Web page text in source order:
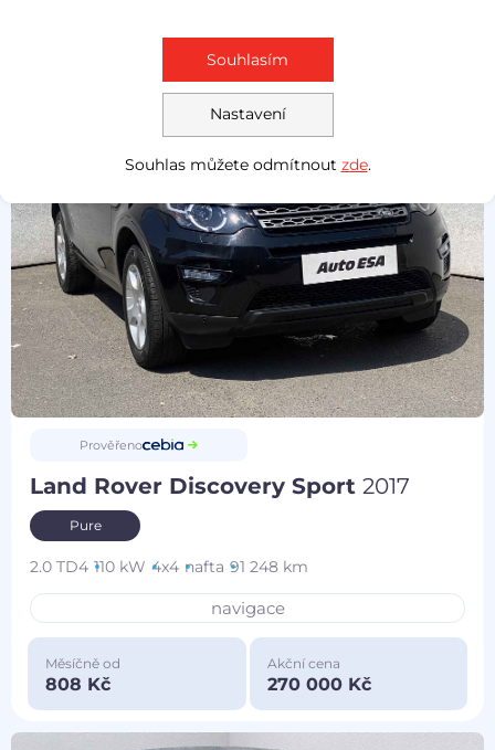
Prověřeno
Land Rover Discovery Sport2017
Pure
2.0 TD4 110 kW 4x4 nafta 91 248 km
navigace
Měsíčně od
808 Kč
Akční cena
270 000 Kč
Nastavení
Souhlasím
Souhlas můžete odmítnout zde.